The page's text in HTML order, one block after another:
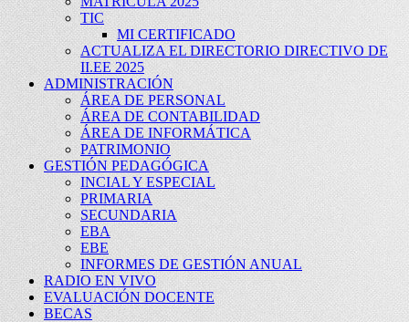
TIC
MI CERTIFICADO
ACTUALIZA EL DIRECTORIO DIRECTIVO DE
II.EE 2025
ADMINISTRACIÓN
ÁREA DE PERSONAL
ÁREA DE CONTABILIDAD
ÁREA DE INFORMÁTICA
PATRIMONIO
GESTIÓN PEDAGÓGICA
INCIAL Y ESPECIAL
PRIMARIA
SECUNDARIA
EBA
EBE
INFORMES DE GESTIÓN ANUAL
RADIO EN VIVO
EVALUACIÓN DOCENTE
BECAS